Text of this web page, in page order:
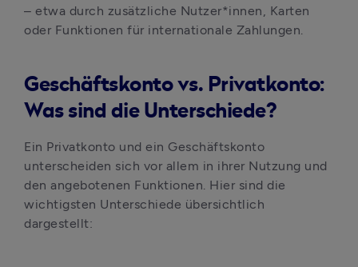
– etwa durch zusätzliche Nutzer*innen, Karten
oder Funktionen für internationale Zahlungen.
Geschäftskonto vs. Privatkonto:
Was sind die Unterschiede?
Ein Privatkonto und ein Geschäftskonto
unterscheiden sich vor allem in ihrer Nutzung und
den angebotenen Funktionen. Hier sind die
wichtigsten Unterschiede übersichtlich
dargestellt: